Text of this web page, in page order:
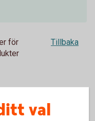
för
Tillbaka
val